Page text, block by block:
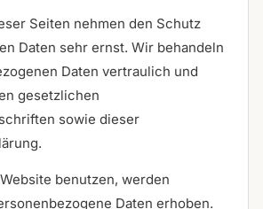
Seiten nehmen den Schutz
Daten sehr ernst. Wir behandeln
Daten vertraulich und
gesetzlichen
sowie dieser
benutzen, werden
Daten erhoben.